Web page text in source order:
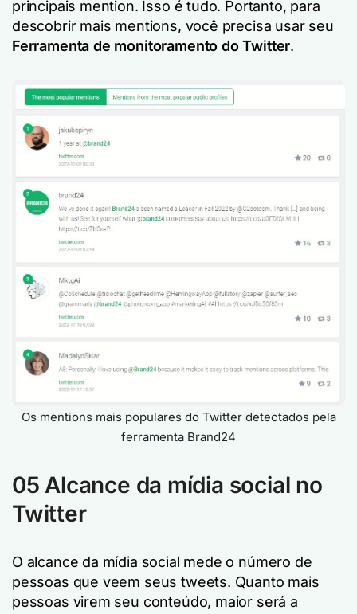
principais mention. Isso é tudo. Portanto, para
descobrir mais mentions, você precisa usar seu
Ferramenta de monitoramento do Twitter.
Os mentions mais populares do Twitter detectados pela
ferramenta Brand24
05Alcance da mídia social no
Twitter
O alcance da mídia social mede o número de
pessoas que veem seus tweets. Quanto mais
pessoas virem seu conteúdo, maior será a